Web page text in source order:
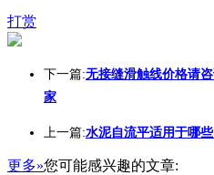
打赏
下一篇:无接缝滑触线价格请
家
上一篇:水泥自流平适用于哪些
更多»您可能感兴趣的文章: